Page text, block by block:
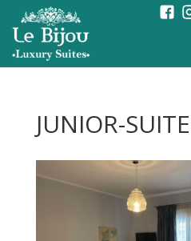
JUNIOR-SUITE